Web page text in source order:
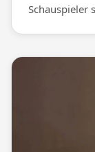
Schauspieler